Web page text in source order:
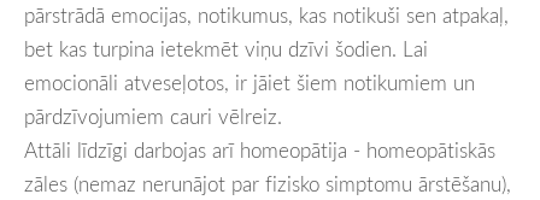
pārstrādā emocijas, notikumus, kas notikuši sen atpakaļ,
bet kas turpina ietekmēt viņu dzīvi šodien. Lai
emocionāli atveseļotos, ir jāiet šiem notikumiem un
pārdzīvojumiem cauri vēlreiz.
Attāli līdzīgi darbojas arī homeopātija - homeopātiskās
zāles (nemaz nerunājot par fizisko simptomu ārstēšanu),